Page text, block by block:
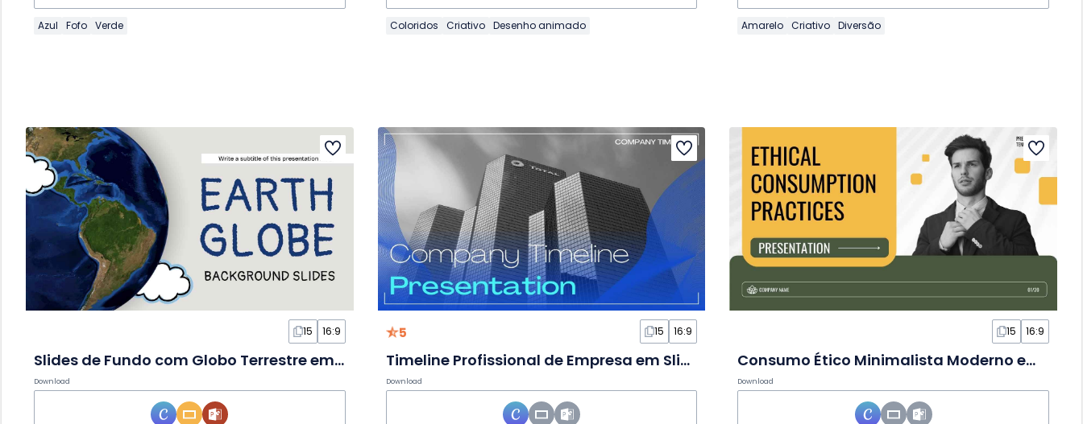
Azul Fofo Verde Coloridos Criativo Desenho animado Amarelo Criativo Diversão
15 16:9
Slides de Fundo com Globo Terrestre em Doodle
Download
5 15 16:9
Timeline Profissional de Empresa em Slides
Download
15 16:9
Consumo Ético Minimalista Moderno em Slides
Download